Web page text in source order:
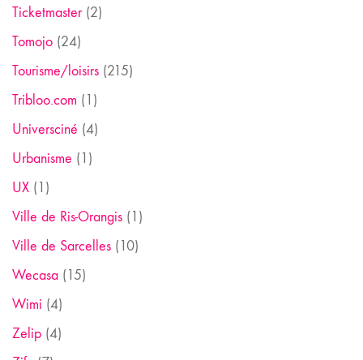
Ticketmaster(2)
Tomojo (24)
Tourisme/loisirs (215)
Tribloo.com (1)
Universciné (4)
Urbanisme (1)
UX (1)
Ville de Ris-Orangis (1)
Ville de Sarcelles (10)
Wecasa (15)
Wimi (4)
Zelip (4)